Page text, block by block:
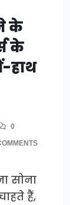
के
के
हाथ
0
सोना
हैं,